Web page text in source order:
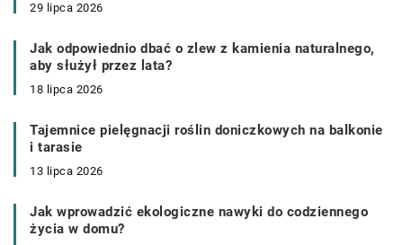
29 lipca 2026
Jak odpowiednio dbać o zlew z kamienia naturalnego,
aby służył przez lata?
18 lipca 2026
Tajemnice pielęgnacji roślin doniczkowych na balkonie
i tarasie
13 lipca 2026
Jak wprowadzić ekologiczne nawyki do codziennego
życia w domu?